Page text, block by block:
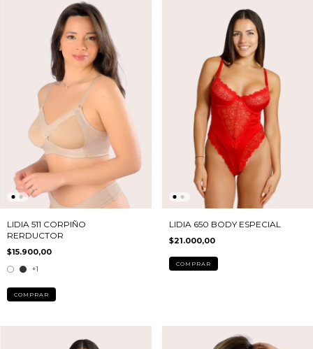
LIDIA 511 CORPIÑO
RERDUCTOR
$15.900,00
+1
COMPRAR
LIDIA 650 BODY ESPECIAL
$21.000,00
COMPRAR